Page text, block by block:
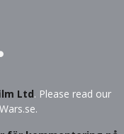
Ltd. Please read our